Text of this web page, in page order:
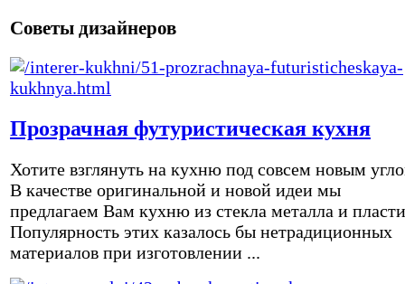
Советы дизайнеров
Прозрачная футуристическая кухня
Хотите взглянуть на кухню под совсем новым
В качестве оригинальной и новой идеи мы
предлагаем Вам кухню из стекла металла и
Популярность этих казалось бы нетрадиционных
материалов при изготовлении ...